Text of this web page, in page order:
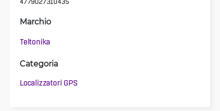
Marchio
Teltonika
Categoria
Localizzatori GPS